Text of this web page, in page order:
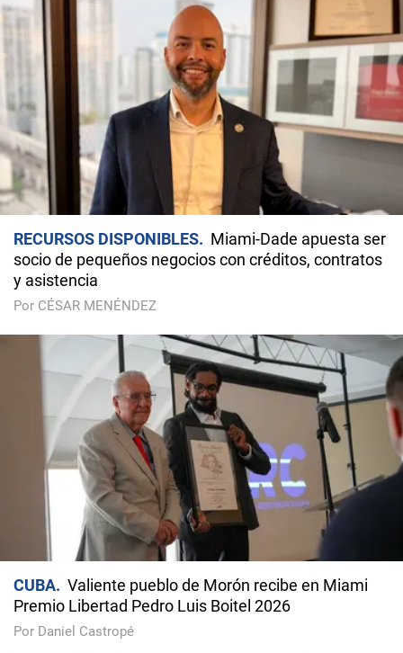
RECURSOS DISPONIBLES
Miami-Dade apuesta ser
socio de pequeños negocios con créditos, contratos
y asistencia
Por CÉSAR MENÉNDEZ
CUBA
Valiente pueblo de Morón recibe en Miami
Premio Libertad Pedro Luis Boitel 2026
Por Daniel Castropé